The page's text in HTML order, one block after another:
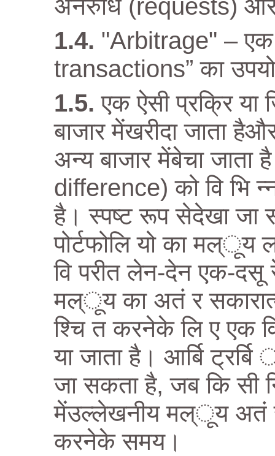
अनरुोध (requests)
"Arbitrage" – एक
transactions” का
एक ऐसी प्रक्रि
बाजार मेंखरीदा जाता
अन्य बाजार मेंबेचा
difference) को वि भि
है। स्पष्ट रूप सेदेखा जा
पोर्टफोलि यो का मल्ूय
वि परीत लेन-देन एक-
मल्ूय का अतं र
श्चि त करनेके लि ए एक
या जाता है। आर्बि
जा सकता है, जब कि सी
मेंउल्लेखनीय मल्ूय अतं र
करनेके समय।